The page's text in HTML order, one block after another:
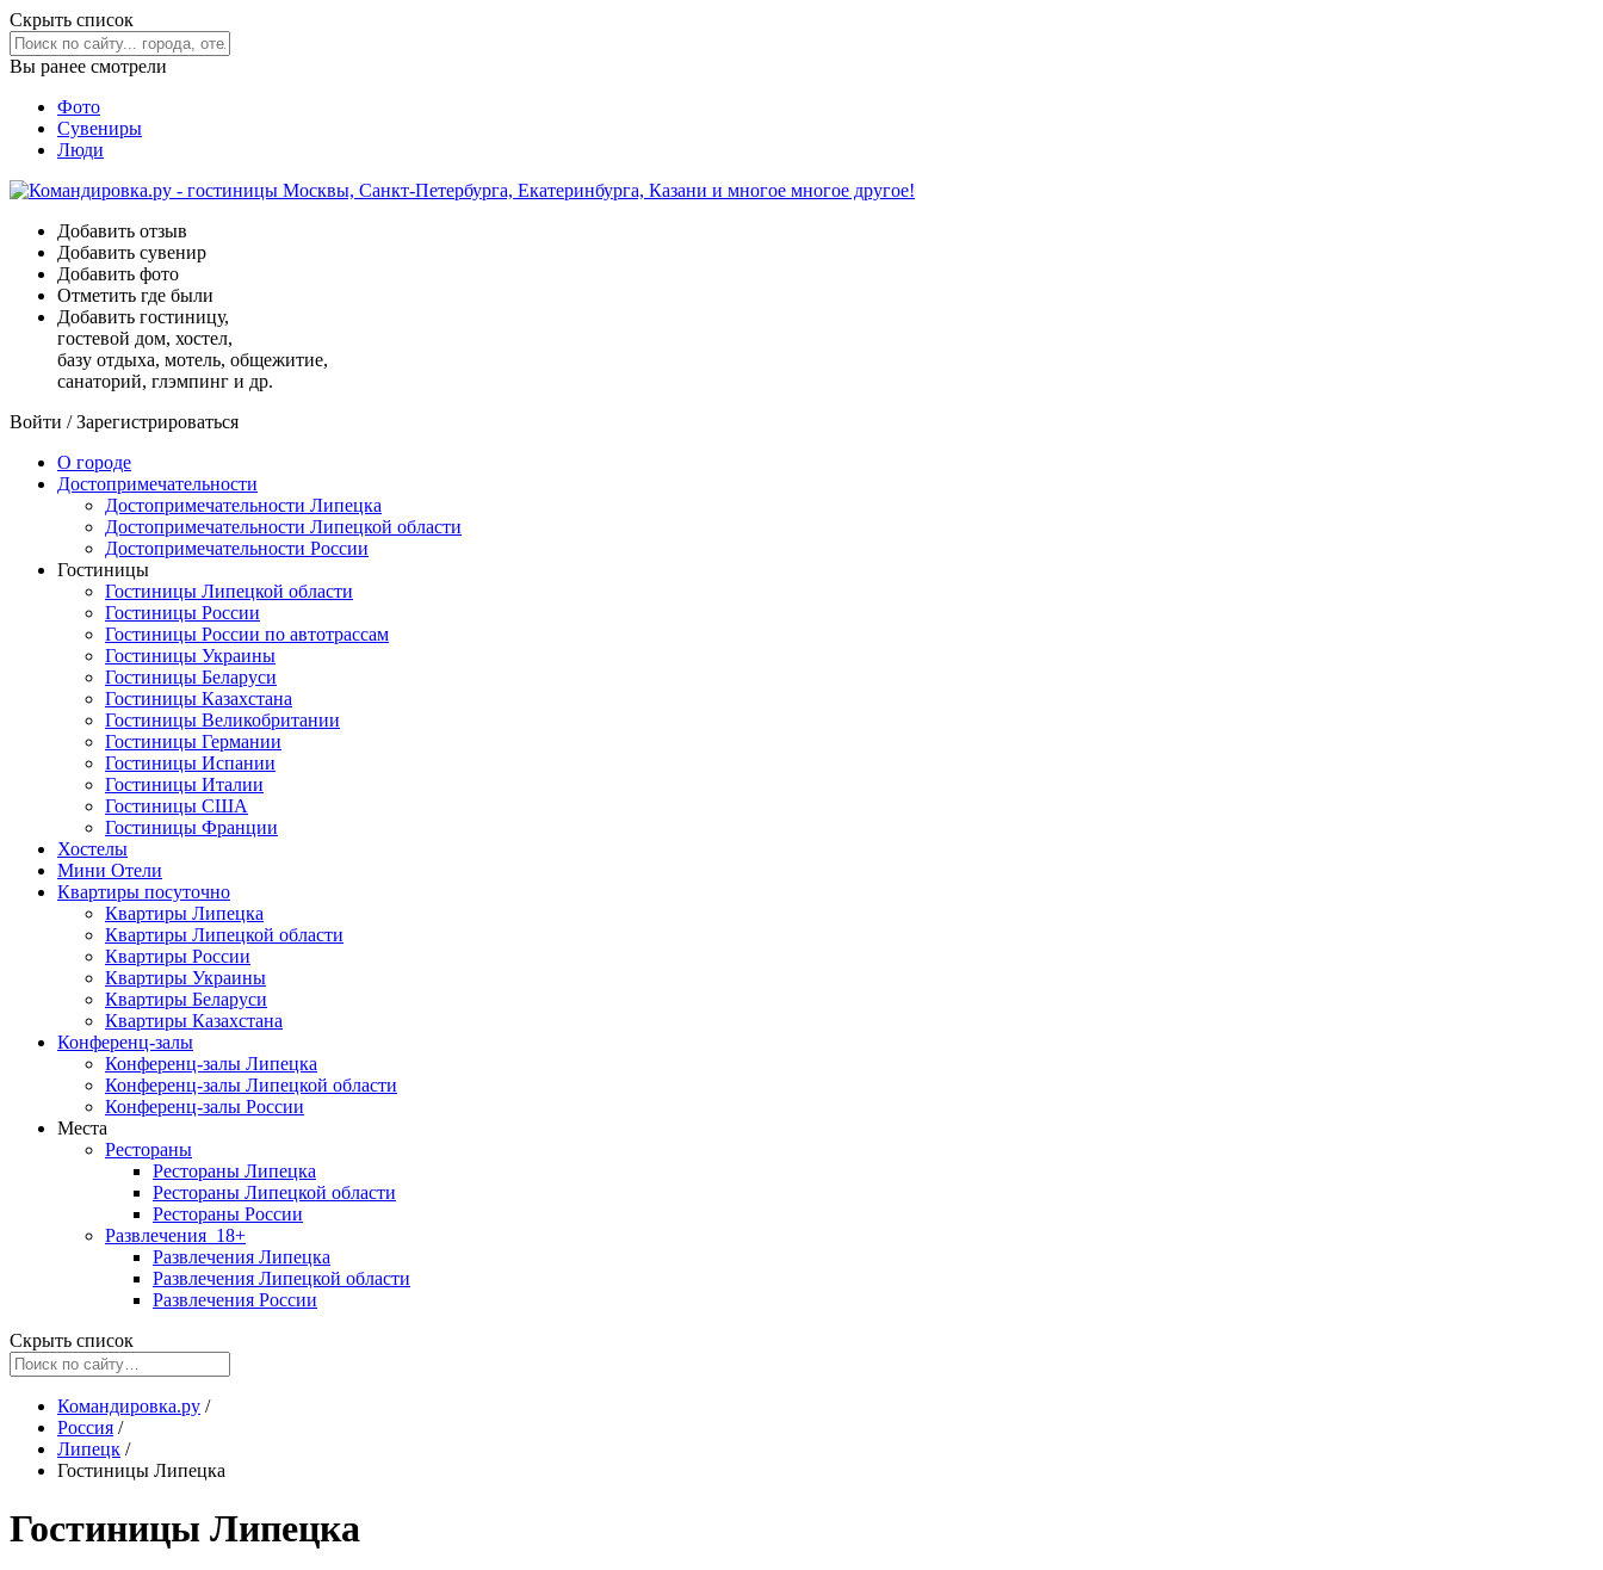
Скрыть список
Вы ранее смотрели
Фото
Сувениры
Люди
Добавить отзыв
Добавить сувенир
Добавить фото
Отметить где были
Добавить гостиницу,
гостевой дом, хостел,
базу отдыха, мотель, общежитие,
санаторий, глэмпинг и др.
Войти /Зарегистрироваться
О городе
Достопримечательности
Достопримечательности Липецка
Достопримечательности Липецкой области
Достопримечательности России
Гостиницы
Гостиницы Липецкой области
Гостиницы России
Гостиницы России по автотрассам
Гостиницы Украины
Гостиницы Беларуси
Гостиницы Казахстана
Гостиницы Великобритании
Гостиницы Германии
Гостиницы Испании
Гостиницы Италии
Гостиницы США
Гостиницы Франции
Хостелы
Мини Отели
Квартиры посуточно
Квартиры Липецка
Квартиры Липецкой области
Квартиры России
Квартиры Украины
Квартиры Беларуси
Квартиры Казахстана
Конференц-залы
Конференц-залы Липецка
Конференц-залы Липецкой области
Конференц-залы России
Места
Рестораны
Рестораны Липецка
Рестораны Липецкой области
Рестораны России
Развлечения 18+
Развлечения Липецка
Развлечения Липецкой области
Развлечения России
Скрыть список
Командировка.ру /
Россия /
Липецк /
Гостиницы Липецка
Гостиницы Липецка